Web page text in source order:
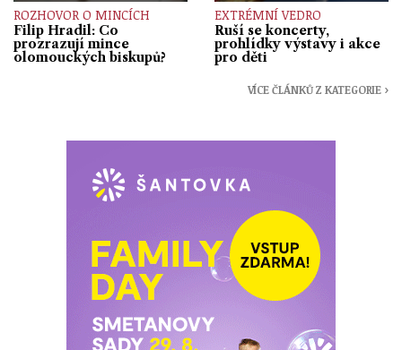
ROZHOVOR O MINCÍCH
Filip Hradil: Co
prozrazují mince
olomouckých biskupů?
EXTRÉMNÍ VEDRO
Ruší se koncerty,
prohlídky výstavy i akce
pro děti
VÍCE ČLÁNKŮ Z KATEGORIE ›